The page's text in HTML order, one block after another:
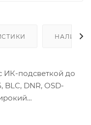
НАЛИЧИЕ
ИК-подсветкой до
DNR, OSD-